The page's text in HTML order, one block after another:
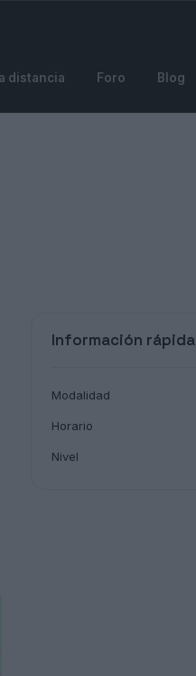
a distancia Foro Blog
Información rápida
Modalidad
Horario
Nivel